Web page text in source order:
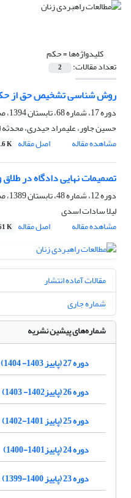
کلیدواژه‌ها =حکم
تعداد مقالات: 2
روش شناسی تشخیص حق از
دوره 17، شماره 68، تابستان 1394، صفحه
حسین جاور، علیمراد حیدری،
مشاهده مقاله
اصل مقاله K
تصمیمات نهایی دادگاه در طلاق
دوره 12، شماره 48، تابستان 1389، صفحه
لیلا سادات اسدی
مشاهده مقاله
اصل مقاله K
مقالات آماده انتشار
شماره جاری
شماره‌های پیشین نشریه
دوره 27 (پاییز 1403- 1404)
دوره 26 (پاییز1402- 1403)
دوره 25 (پاییز 1401-1402)
دوره 24 (پاییز1401-1400)
دوره 23 (پاییز 1400-1399)